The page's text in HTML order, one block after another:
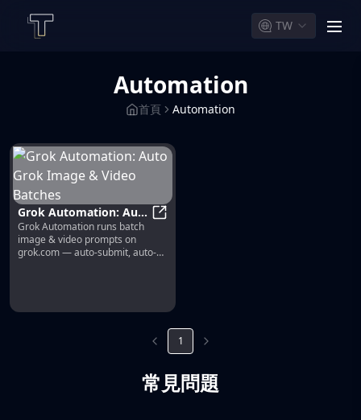
TW
Automation
首頁 Automation
Grok Automation: Auto
Grok Image & Video
Batches
Grok Automation runs batch
image & video prompts on
grok.com — auto-submit, auto-
1
常見問題